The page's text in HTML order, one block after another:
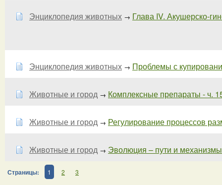
Энциклопедия животных → Глава IV. Акушерско-
Энциклопедия животных → Проблемы с
Животные и город → Комплексные препараты - ч.
Животные и город → Регулирование процессов
Животные и город → Эволюция – пути и
Страницы: 1 2 3